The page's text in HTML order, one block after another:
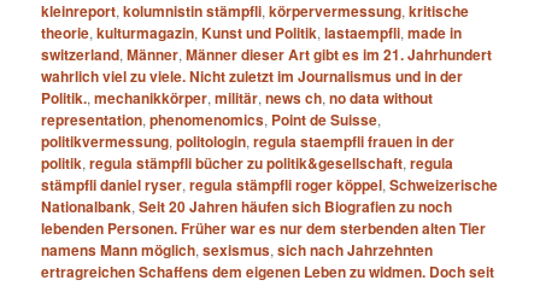
kleinreport,kolumnistin stämpfli,körpervermessung,kritische
theorie,kulturmagazin,Kunst und Politik,lastaempfli,made in
switzerland,Männer,Männer dieser Art gibt es im 21. Jahrhundert
wahrlich viel zu viele. Nicht zuletzt im Journalismus und in der
Politik.,mechanikkörper,militär,news ch,no data without
representation,phenomenomics, Point de Suisse,
politikvermessung,politologin,regula staempfli frauen in der
politik,regula stämpfli bücher zu politik&gesellschaft,regula
stämpfli daniel ryser,regula stämpfli roger köppel,Schweizerische
Nationalbank,Seit 20 Jahren häufen sich Biografien zu noch
lebenden Personen. Früher war es nur dem sterbenden alten Tier
namens Mann möglich,sexismus,sich nach Jahrzehnten
ertragreichen Schaffens dem eigenen Leben zu widmen. Doch seit